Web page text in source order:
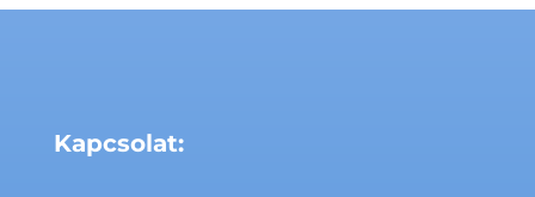
Kapcsolat: